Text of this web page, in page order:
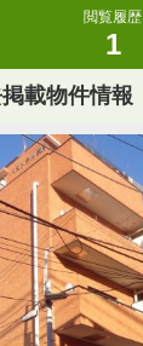
閲覧履歴
1
載物件情報